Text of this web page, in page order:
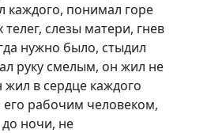
каждого, понимал горе
слезы матери, гнев
нужно было, стыдил
руку смелым, он жил не
жил в сердце каждого
рабочим человеком,
ночи, не